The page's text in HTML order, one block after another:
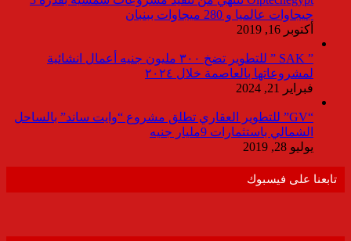
جيجاوات عالميا و 280 ميجاوات ببنبان
أكتوبر 16, 2019
” SAK ” للتطوير تضخ ٣٠٠ مليون جنيه أعمال انشائية
لمشروعاتها بالعاصمة خلال ٢٠٢٤
فبراير 21, 2024
“GV” للتطوير العقاري تطلق مشروع “وايت ساند” بالساحل
الشمالي باستثمارات 9مليار جنيه
يوليو 28, 2019
تابعنا على فيسبوك